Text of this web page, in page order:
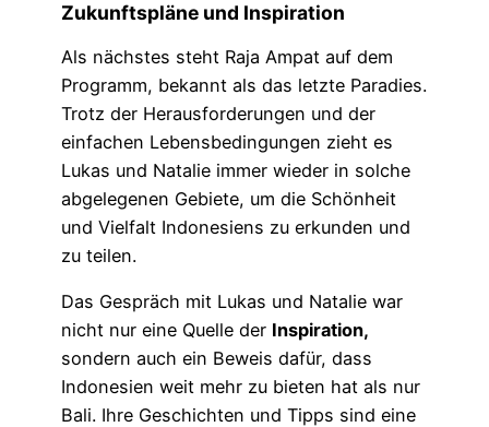
Zukunftspläne und Inspiration
Als nächstes steht Raja Ampat auf dem
Programm, bekannt als das letzte Paradies.
Trotz der Herausforderungen und der
einfachen Lebensbedingungen zieht es
Lukas und Natalie immer wieder in solche
abgelegenen Gebiete, um die Schönheit
und Vielfalt Indonesiens zu erkunden und
zu teilen.
Das Gespräch mit Lukas und Natalie war
nicht nur eine Quelle der Inspiration,
sondern auch ein Beweis dafür, dass
Indonesien weit mehr zu bieten hat als nur
Bali. Ihre Geschichten und Tipps sind eine